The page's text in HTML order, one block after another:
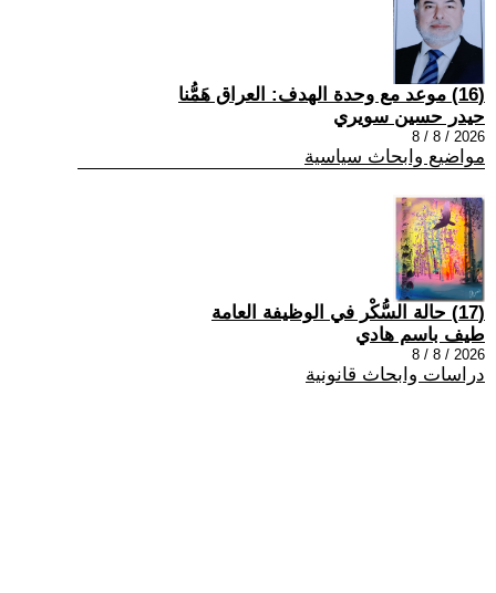
(16) موعد مع وحدة الهدف: العراق هَمُّنا
حيدر حسين سويري
2026 / 8 / 8
مواضيع وابحاث سياسية
(17) حالة السُّكْر في الوظيفة العامة
طيف باسم هادي
2026 / 8 / 8
دراسات وابحاث قانونية